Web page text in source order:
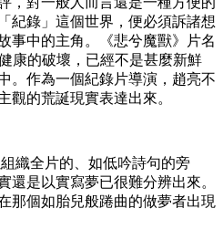
紀錄」這個世界，便必須訴諸想
事中的主角。《悲兮魔獸》片名
康的破壞，已經不是甚麼新鮮
。作為一個紀錄片導演，趙亮不
的荒誕現實表達出來。
織全片的、如低吟詩句的旁
是以實寫夢已很難分辨出來。
那個如胎兒般踡曲的做夢者出現